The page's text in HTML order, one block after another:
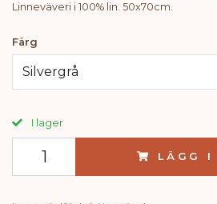
Linneväveri i 100% lin. 50x70cm.
Färg
Silvergrå
I lager
LÄGG I